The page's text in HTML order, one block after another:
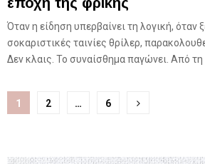
Όταν η είδηση υπερβαίνει τη λογική, όταν
σοκαριστικές ταινίες θρίλερ,
Δεν κλαις. Το συναίσθημα παγώνει. Από
Σελιδοποίηση
1 2 … 6